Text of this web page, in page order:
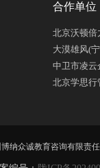
合作单位
北京沃顿倍
大漠雄风(
中卫市凌云
北京学思行
纳众诚教育咨询有限责任